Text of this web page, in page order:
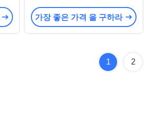
가장 좋은 가격 을 구하라
1 2